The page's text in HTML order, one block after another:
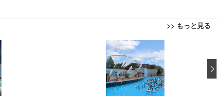
>> もっと見る
面昇降 強化ナイロン樹脂ベース 通気性メッシュ 在宅ワーク H-WY01